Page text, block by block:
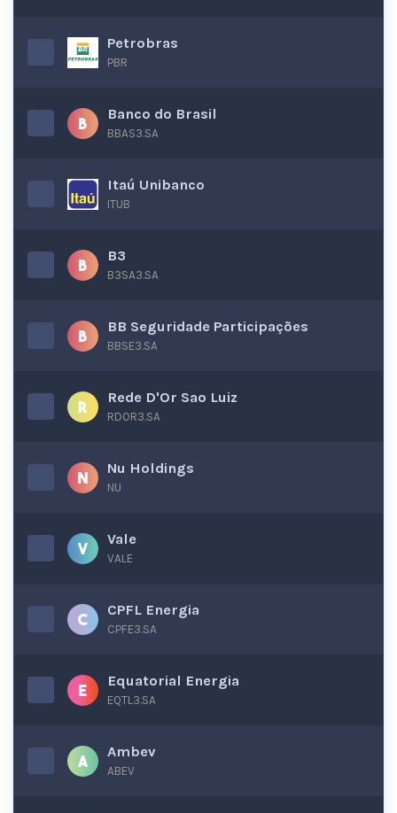
Petrobras
PBR
Banco do Brasil
BBAS3.SA
Itaú Unibanco
ITUB
B3
B3SA3.SA
BB Seguridade Participações
BBSE3.SA
Rede D'Or Sao Luiz
RDOR3.SA
Nu Holdings
NU
Vale
VALE
CPFL Energia
CPFE3.SA
Equatorial Energia
EQTL3.SA
Ambev
ABEV